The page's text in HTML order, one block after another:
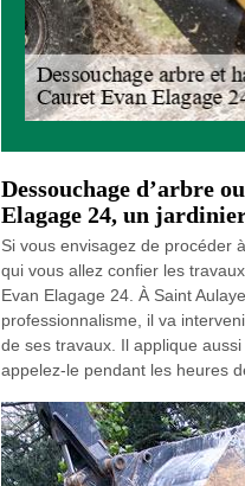
Dessouchage d’arbre
Elagage 24, un
Si vous envisagez de procéder
qui vous allez confier les
Evan Elagage 24. À Saint
professionnalisme, il va
de ses travaux. Il applique
appelez-le pendant les heures